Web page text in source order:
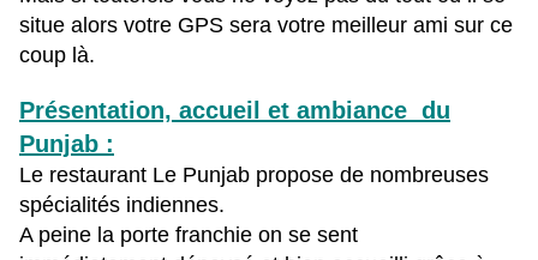
situe alors votre GPS sera votre meilleur ami sur ce
coup là.
Présentation, accueil et ambiance du
Punjab :
Le restaurant Le Punjab propose de nombreuses
spécialités indiennes.
A peine la porte franchie on se sent